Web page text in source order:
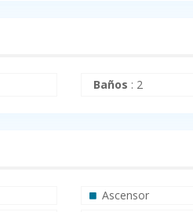
Baños : 2
Ascensor